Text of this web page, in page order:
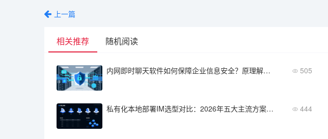
上一篇
相关推荐 随机阅读
内网即时聊天软件如何保障企业信息安全？原理解析与技术实现 505
私有化本地部署IM选型对比：2026年五大主流方案优劣势深度解析 444